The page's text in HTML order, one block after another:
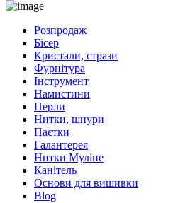
Розпродаж
Бісер
Кристали, стрази
Фурнітура
Інструмент
Намистини
Перли
Нитки, шнури
Паєтки
Галантерея
Нитки Муліне
Канітель
Основи для вишивки
Blog